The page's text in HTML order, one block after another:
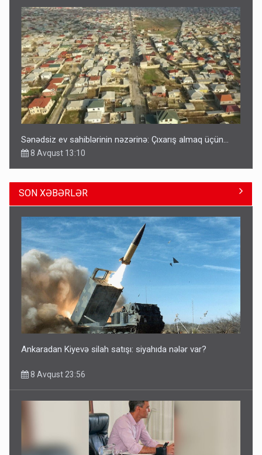
Sənədsiz ev sahiblərinin nəzərinə: Çıxarış almaq üçün...
8 Avqust 13:10
Azərbaycan bundan hər il 3 milyard dollar qazanacaq
8 Avqust 23:33
SON XƏBƏRLƏR
Ankaradan Kiyevə silah satışı: siyahıda nələr var?
8 Avqust 23:56